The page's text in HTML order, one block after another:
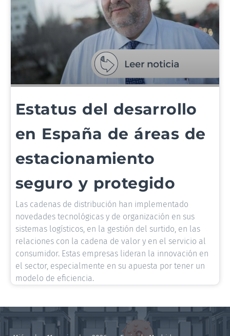
Estatus del desarrollo
en España de áreas de
estacionamiento
seguro y protegido
Las cadenas de distribución han implementado
novedades tecnológicas y de organización en sus
sistemas logísticos, en la gestión del surtido, en las
relaciones con la cadena de valor y en el servicio al
consumidor. Estas empresas lideran la innovación en
el sector, especialmente en su apuesta por tener un
modelo de eficiencia.